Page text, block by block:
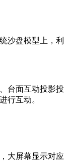
沙盘模型上，利
台面互动投影投
行互动。
大屏幕显示对应